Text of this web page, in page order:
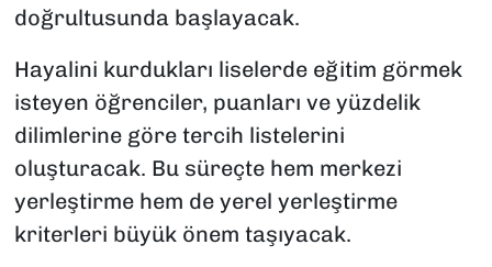
doğrultusunda başlayacak.
Hayalini kurdukları liselerde eğitim görmek
isteyen öğrenciler, puanları ve yüzdelik
dilimlerine göre tercih listelerini
oluşturacak. Bu süreçte hem merkezi
yerleştirme hem de yerel yerleştirme
kriterleri büyük önem taşıyacak.